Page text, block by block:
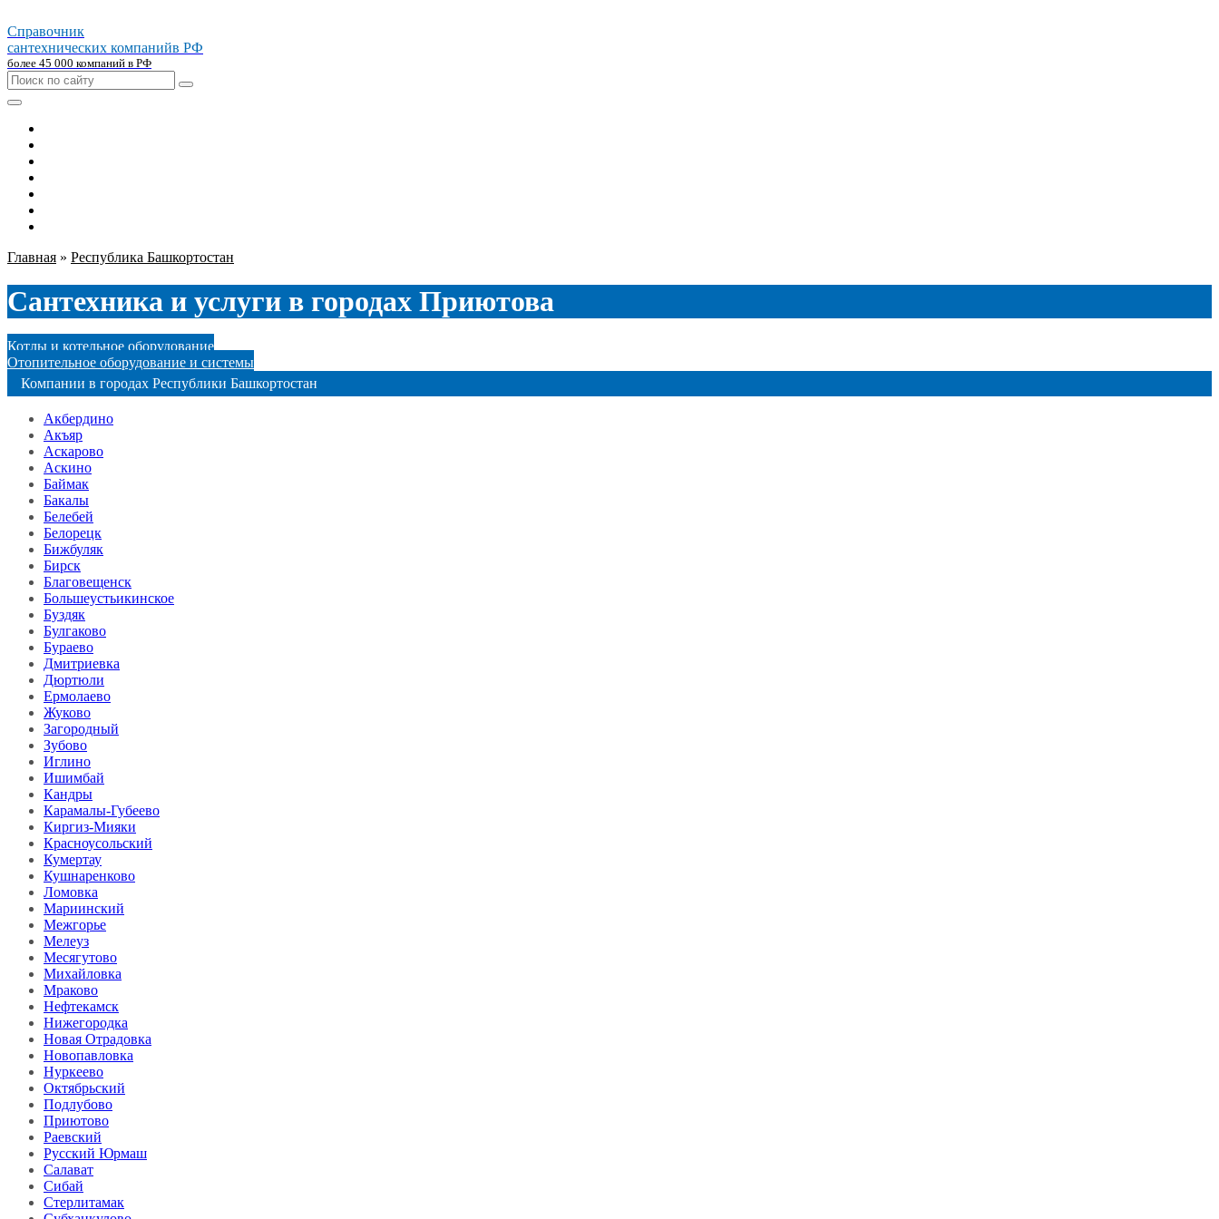
Справочник
сантехнических компанийв РФ
более 45 000 компаний в РФ
Главная » Республика Башкортостан
Сантехника и услуги в городах Приютова
Котлы и котельное оборудование
Отопительное оборудование и системы
Компании в городах Республики Башкортостан
Акбердино
Акъяр
Аскарово
Аскино
Баймак
Бакалы
Белебей
Белорецк
Бижбуляк
Бирск
Благовещенск
Большеустьикинское
Буздяк
Булгаково
Бураево
Дмитриевка
Дюртюли
Ермолаево
Жуково
Загородный
Зубово
Иглино
Ишимбай
Кандры
Карамалы-Губеево
Киргиз-Мияки
Красноусольский
Кумертау
Кушнаренково
Ломовка
Мариинский
Межгорье
Мелеуз
Месягутово
Михайловка
Мраково
Нефтекамск
Нижегородка
Новая Отрадовка
Новопавловка
Нуркеево
Октябрьский
Подлубово
Приютово
Раевский
Русский Юрмаш
Салават
Сибай
Стерлитамак